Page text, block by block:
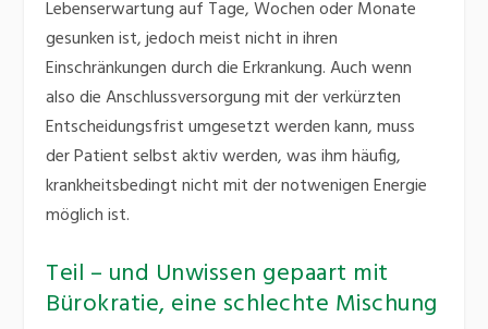
Lebenserwartung auf Tage, Wochen oder Monate
gesunken ist, jedoch meist nicht in ihren
Einschränkungen durch die Erkrankung. Auch wenn
also die Anschlussversorgung mit der verkürzten
Entscheidungsfrist umgesetzt werden kann, muss
der Patient selbst aktiv werden, was ihm häufig,
krankheitsbedingt nicht mit der notwenigen Energie
möglich ist.
Teil – und Unwissen gepaart mit
Bürokratie, eine schlechte Mischung